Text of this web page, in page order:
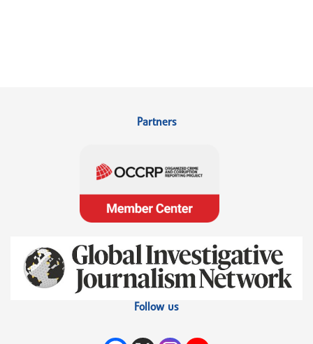
Partners
Follow us